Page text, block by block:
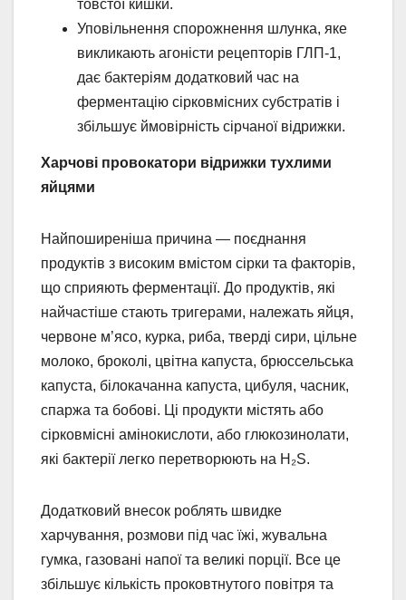
товстої кишки.
Уповільнення спорожнення шлунка, яке
викликають агоністи рецепторів ГЛП-1,
дає бактеріям додатковий час на
ферментацію сірковмісних субстратів і
збільшує ймовірність сірчаної відрижки.
Харчові провокатори відрижки тухлими
яйцями
Найпоширеніша причина — поєднання
продуктів з високим вмістом сірки та факторів,
що сприяють ферментації. До продуктів, які
найчастіше стають тригерами, належать яйця,
червоне м’ясо, курка, риба, тверді сири, цільне
молоко, броколі, цвітна капуста, брюссельська
капуста, білокачанна капуста, цибуля, часник,
спаржа та бобові. Ці продукти містять або
сірковмісні амінокислоти, або глюкозинолати,
які бактерії легко перетворюють на H₂S.
Додатковий внесок роблять швидке
харчування, розмови під час їжі, жувальна
гумка, газовані напої та великі порції. Все це
збільшує кількість проковтнутого повітря та